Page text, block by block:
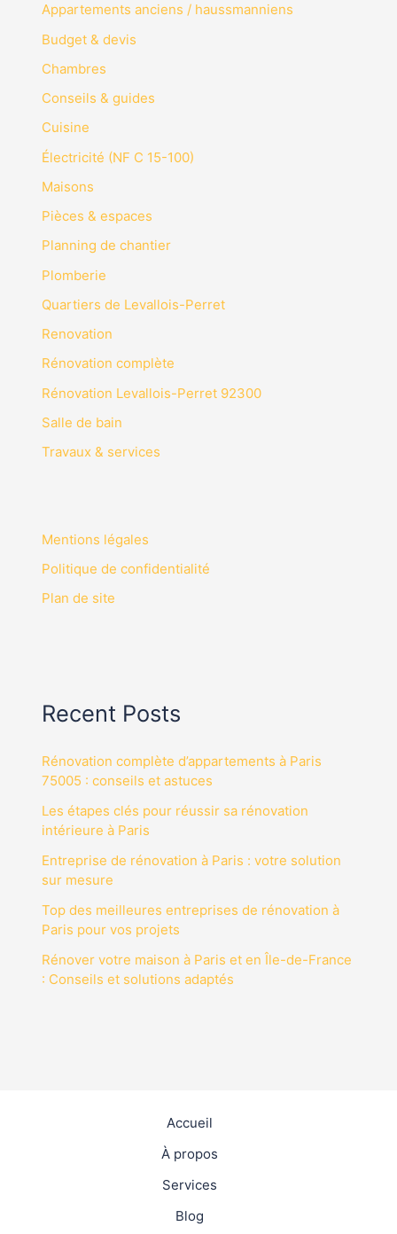
Appartements anciens / haussmanniens
Budget & devis
Chambres
Conseils & guides
Cuisine
Électricité (NF C 15-100)
Maisons
Pièces & espaces
Planning de chantier
Plomberie
Quartiers de Levallois-Perret
Renovation
Rénovation complète
Rénovation Levallois-Perret 92300
Salle de bain
Travaux & services
Mentions légales
Politique de confidentialité
Plan de site
Recent Posts
Rénovation complète d’appartements à Paris
75005 : conseils et astuces
Les étapes clés pour réussir sa rénovation
intérieure à Paris
Entreprise de rénovation à Paris : votre solution
sur mesure
Top des meilleures entreprises de rénovation à
Paris pour vos projets
Rénover votre maison à Paris et en Île-de-France
: Conseils et solutions adaptés
Accueil
À propos
Services
Blog